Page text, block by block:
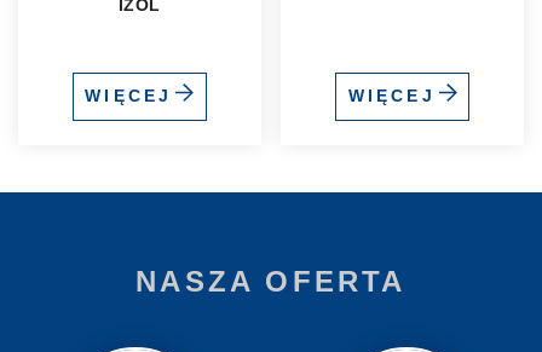
IZOL
WIĘCEJ WIĘCEJ
NASZA OFERTA